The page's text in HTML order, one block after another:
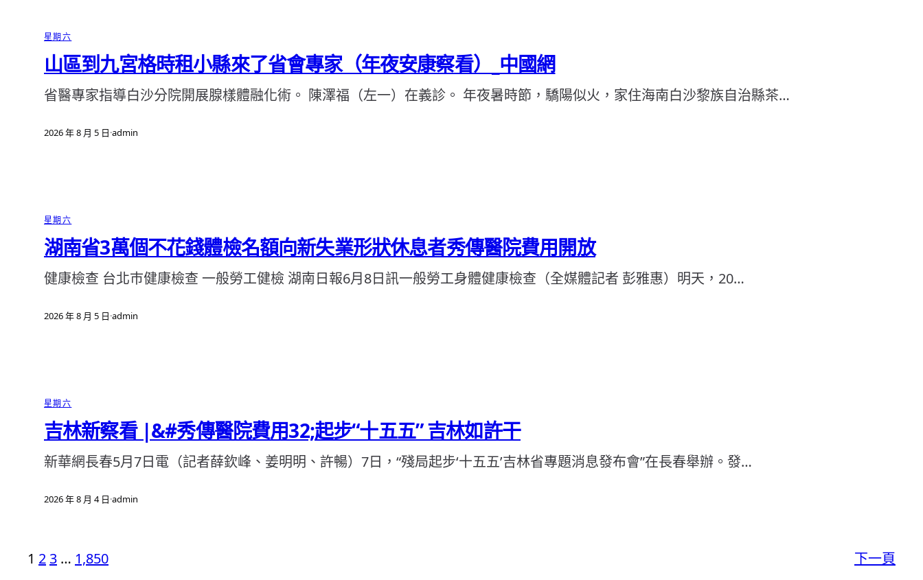
星期六
山區到九宮格時租小縣來了省會專家（年夜安康察看）_中國網
省醫專家指導白沙分院開展腺樣體融化術。 陳澤福（左一）在義診。 年夜暑時節，驕陽似火，家住海南白沙黎族自治縣茶…
2026 年 8 月 5 日·admin
星期六
湖南省3萬個不花錢體檢名額向新失業形狀休息者秀傳醫院費用開放
健康檢查 台北巿健康檢查 一般勞工健檢 湖南日報6月8日訊一般勞工身體健康檢查（全媒體記者 彭雅惠）明天，20…
2026 年 8 月 5 日·admin
星期六
吉林新察看 |&#秀傳醫院費用32;起步“十五五” 吉林如許干
新華網長春5月7日電（記者薛欽峰、姜明明、許暢）7日，“殘局起步‘十五五’吉林省專題消息發布會”在長春舉辦。發…
2026 年 8 月 4 日·admin
1 23 … 1,850 下一頁